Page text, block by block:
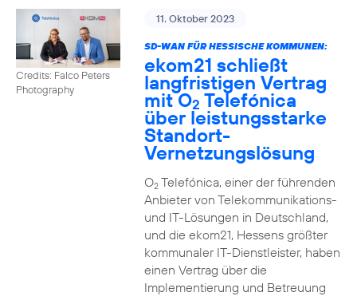
Credits: Falco Peters
Photography
11. Oktober 2023
SD-WAN FÜR HESSISCHE KOMMUNEN:
ekom21 schließt
langfristigen Vertrag
mit O2 Telefónica
über leistungsstarke
Standort-
Vernetzungslösung
O2Telefónica, einer der führenden
Anbieter von Telekommunikations-
und IT-Lösungen in Deutschland,
und die ekom21, Hessens größter
kommunaler IT-Dienstleister, haben
einen Vertrag über die
Implementierung und Betreuung